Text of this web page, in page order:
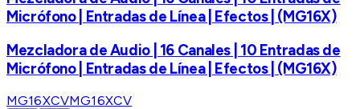
Micrófono | Entradas de Línea | Efectos | (MG16X)
Mezcladora de Audio | 16 Canales | 10 Entradas de
Micrófono | Entradas de Línea | Efectos | (MG16X)
MG16XCVMG16XCV